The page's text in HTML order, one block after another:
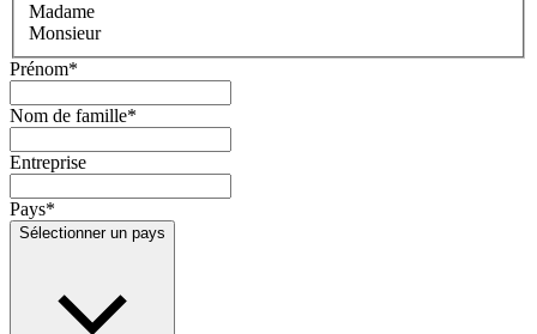
Madame
Monsieur
Prénom*
Nom de famille*
Entreprise
Pays*
Sélectionner un pays